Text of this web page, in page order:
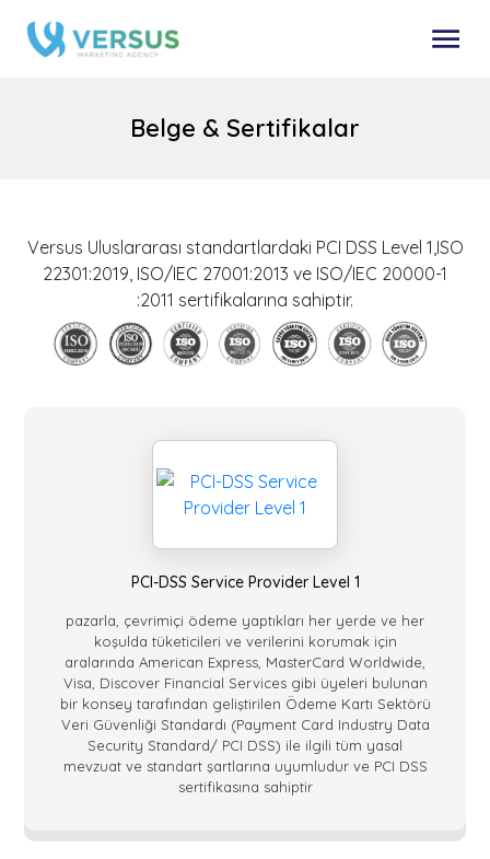
Belge & Sertifikalar
Versus Uluslararası standartlardaki PCI DSS Level 1,ISO
22301:2019, ISO/IEC 27001:2013 ve ISO/IEC 20000-1
:2011 sertifikalarına sahiptir.
PCI-DSS Service Provider Level 1
pazarla, çevrimiçi ödeme yaptıkları her yerde ve her
koşulda tüketicileri ve verilerini korumak için
aralarında American Express, MasterCard Worldwide,
Visa, Discover Financial Services gibi üyeleri bulunan
bir konsey tarafından geliştirilen Ödeme Kartı Sektörü
Veri Güvenliği Standardı (Payment Card Industry Data
Security Standard/ PCI DSS) ile ilgili tüm yasal
mevzuat ve standart şartlarına uyumludur ve PCI DSS
sertifikasına sahiptir